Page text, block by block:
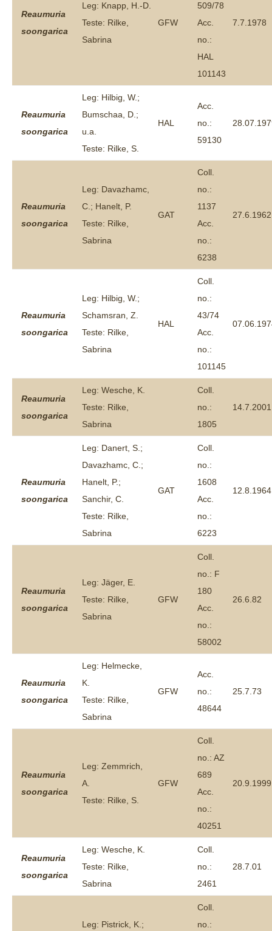
Reaumuria
soongarica
Leg: Knapp, H.-D.
Teste: Rilke,
Sabrina
GFW
509/78
Acc.
no.:
HAL
101143
7.7.1978
Reaumuria
soongarica
Leg: Hilbig, W.;
Bumschaa, D.;
u.a.
Teste: Rilke, S.
HAL
Acc.
no.:
59130
Reaumuria
soongarica
Leg: Davazhamc,
C.; Hanelt, P.
Teste: Rilke,
Sabrina
GAT
Coll.
no.:
1137
Acc.
no.:
6238
27.6.1962
Reaumuria
soongarica
Leg: Hilbig, W.;
Schamsran, Z.
Teste: Rilke,
Sabrina
HAL
Coll.
no.:
43/74
Acc.
no.:
101145
Reaumuria
soongarica
Leg: Wesche, K.
Teste: Rilke,
Sabrina
Coll.
no.:
1805
14.7.2001
Reaumuria
soongarica
Leg: Danert, S.;
Davazhamc, C.;
Hanelt, P.;
Sanchir, C.
Teste: Rilke,
Sabrina
GAT
Coll.
no.:
1608
Acc.
no.:
6223
12.8.1964
Reaumuria
soongarica
Leg: Jäger, E.
Teste: Rilke,
Sabrina
GFW
Coll.
no.: F
180
Acc.
no.:
58002
26.6.82
Reaumuria
soongarica
Leg: Helmecke,
K.
Teste: Rilke,
Sabrina
GFW
Acc.
no.:
48644
25.7.73
Reaumuria
soongarica
Leg: Zemmrich,
A.
Teste: Rilke, S.
GFW
Coll.
no.: AZ
689
Acc.
no.:
40251
20.9.1999
Reaumuria
soongarica
Leg: Wesche, K.
Teste: Rilke,
Sabrina
Coll.
no.:
2461
28.7.01
Leg: Pistrick, K.;
Coll.
no.: